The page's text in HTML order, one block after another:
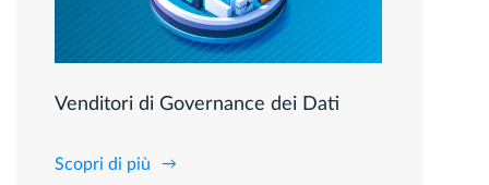
Venditori di Governance dei Dati
Scopri di più